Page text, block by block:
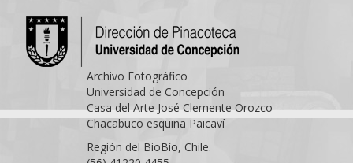
Archivo Fotográfico
Universidad de Concepción
Casa del Arte José Clemente Orozco
Chacabuco esquina Paicaví
Región del BioBío, Chile.